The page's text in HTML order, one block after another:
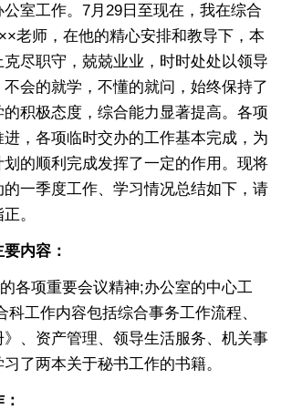
室工作。7月29日至现在，我在综合
老师，在他的精心安排和教导下，本
克尽职守，兢兢业业，时时处处以领导
会的就学，不懂的就问，始终保持了
积极态度，综合能力显著提高。各项
，各项临时交办的工作基本完成，为
的顺利完成发挥了一定的作用。现将
一季度工作、学习情况总结如下，请
。
内容：
项重要会议精神;办公室的中心工
科工作内容包括综合事务工作流程、
》、资产管理、领导生活服务、机关事
了两本关于秘书工作的书籍。